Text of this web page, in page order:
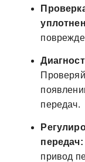
передач.
передач:
привод